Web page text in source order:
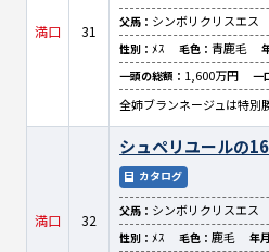
満口 31
父馬： シンボリクリスエス
性別： ﾒｽ 毛色： 青鹿毛
一頭の総額： 1,600万円 一
全姉ブランネージュは特別
満口 32
シュペリユールの16
カタログ
父馬： シンボリクリスエス
性別： ﾒｽ 毛色： 鹿毛 年